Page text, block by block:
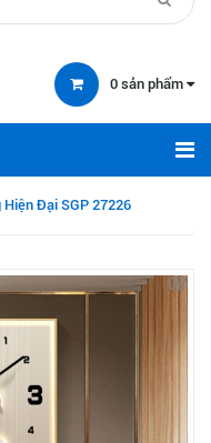
0 sản phẩm
Đại SGP 27226